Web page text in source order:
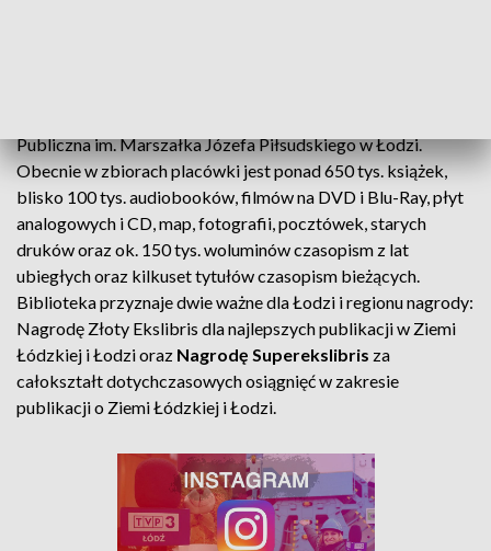
Publiczna im. Marszałka Józefa Piłsudskiego w Łodzi.
Obecnie w zbiorach placówki jest ponad 650 tys. książek,
blisko 100 tys. audiobooków, filmów na DVD i Blu-Ray, płyt
analogowych i CD, map, fotografii, pocztówek, starych
druków oraz ok. 150 tys. woluminów czasopism z lat
ubiegłych oraz kilkuset tytułów czasopism bieżących.
Biblioteka przyznaje dwie ważne dla Łodzi i regionu nagrody:
Nagrodę Złoty Ekslibris dla najlepszych publikacji w Ziemi
Łódzkiej i Łodzi oraz Nagrodę Superekslibris za
całokształt dotychczasowych osiągnięć w zakresie
publikacji o Ziemi Łódzkiej i Łodzi.